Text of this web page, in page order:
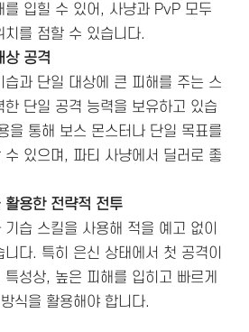
를 입힐 수 있어, 사냥과 PvP 모두
치를 점할 수 있습니다.
상 공격
습과 단일 대상에 큰 피해를 주는 스
한 단일 공격 능력을 보유하고 있습
을 통해 보스 몬스터나 단일 목표를
수 있으며, 파티 사냥에서 딜러로 좋
활용한 전략적 전투
습 스킬을 사용해 적을 예고 없이
니다. 특히 은신 상태에서 첫 공격이
성상, 높은 피해를 입히고 빠르게
식을 활용해야 합니다.